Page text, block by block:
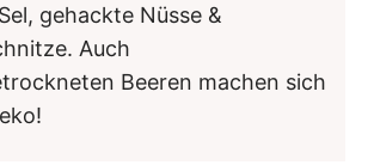
gehackte Nüsse &
Auch
Beeren machen sich